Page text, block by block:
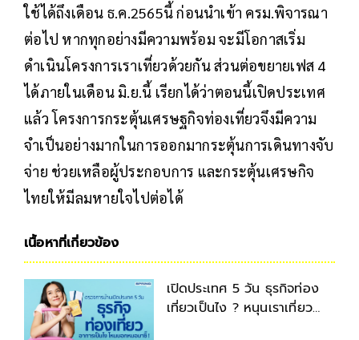
ใช้ได้ถึงเดือน ธ.ค.2565นี้ ก่อนนำเข้า ครม.พิจารณา
ต่อไป หากทุกอย่างมีความพร้อม จะมีโอกาสเริ่ม
ดำเนินโครงการเราเที่ยวด้วยกัน ส่วนต่อขยายเฟส 4
ได้ภายในเดือน มิ.ย.นี้ เรียกได้ว่าตอนนี้เปิดประเทศ
แล้ว โครงการกระตุ้นเศรษฐกิจท่องเที่ยวจึงมีความ
จำเป็นอย่างมากในการออกมากระตุ้นการเดินทางจับ
จ่าย ช่วยเหลือผู้ประกอบการ และกระตุ้นเศรษกิจ
ไทยให้มีลมหายใจไปต่อได้
เนื้อหาที่เกี่ยวข้อง
เปิดประเทศ 5 วัน ธุรกิจท่อง
เที่ยวเป็นไง ? หนุนเราเที่ยว